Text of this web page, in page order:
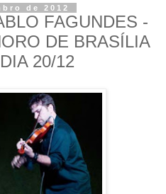
de 2012
FAGUNDES -
DE BRASÍLIA
20/12